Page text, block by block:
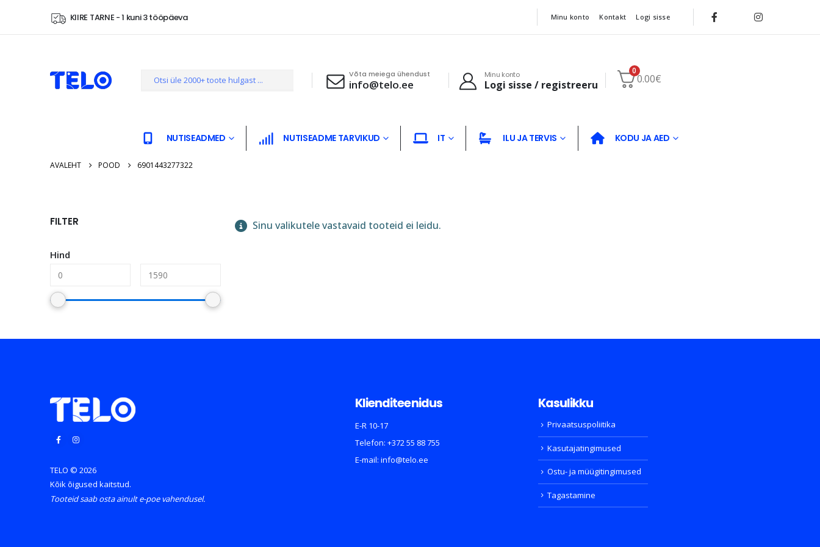
KIIRE TARNE - 1 kuni 3 tööpäeva Minu konto Kontakt Logi sisse
Võta meiega ühendust
info@telo.ee
Minu konto
Logi sisse / registreeru
0
0.00€
NUTISEADMED NUTISEADME TARVIKUD IT ILU JA TERVIS KODU JA AED
AVALEHT POOD 6901443277322
Sinu valikutele vastavaid tooteid ei leidu.
FILTER
Hind
TELO © 2026
Kõik õigused kaitstud.
Tooteid saab osta ainult e-poe vahendusel.
Klienditeenidus
E-R 10-17
Telefon: +372 55 88 755
E-mail: info@telo.ee
Kasulikku
Privaatsuspoliitika
Kasutajatingimused
Ostu- ja müügitingimused
Tagastamine